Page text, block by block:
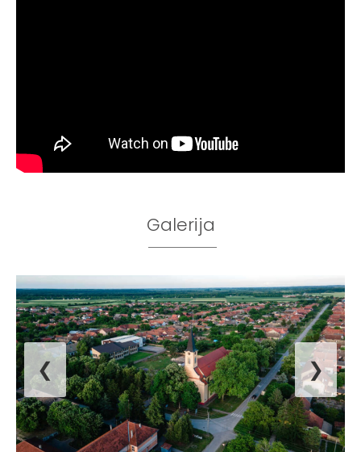
Galerija
❮ ❯